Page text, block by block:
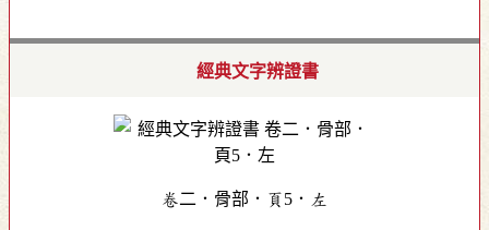
經典文字辨證書
卷二．骨部．頁5．左